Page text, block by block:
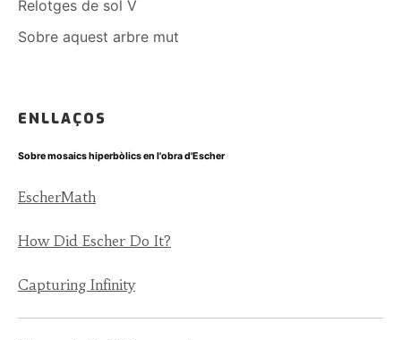
Relotges de sol V
Sobre aquest arbre mut
ENLLAÇOS
Sobre mosaics hiperbòlics en l'obra d'Escher
EscherMath
How Did Escher Do It?
Capturing Infinity